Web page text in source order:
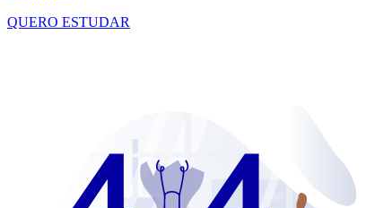
QUERO ESTUDAR